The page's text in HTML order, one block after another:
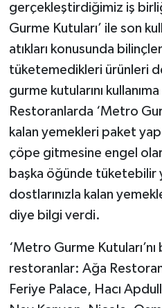
gerçekleştirdiğimiz iş
Gurme Kutuları’ ile son
atıkları konusunda
tüketemedikleri ürünleri
gurme kutularını
Restoranlarda ‘Metro
kalan yemekleri paket
çöpe gitmesine engel
başka öğünde tüketebilir
dostlarınızla kalan
diye bilgi verdi.
‘Metro Gurme
restoranlar: Ağa
Feriye Palace, Hacı